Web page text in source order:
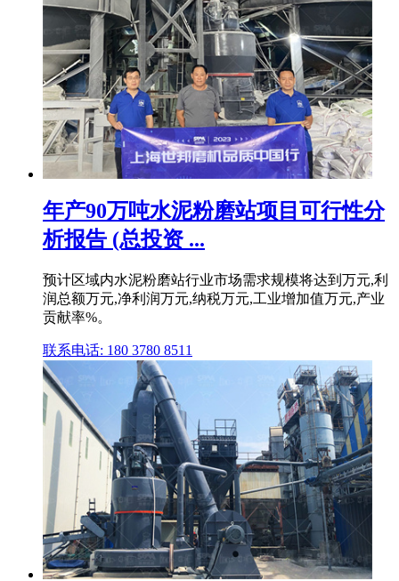
年产90万吨水泥粉磨站项目可行性分
析报告 (总投资 ...
预计区域内水泥粉磨站行业市场需求规模将达到万元,利
润总额万元,净利润万元,纳税万元,工业增加值万元,产业
贡献率%。
联系电话: 180 3780 8511